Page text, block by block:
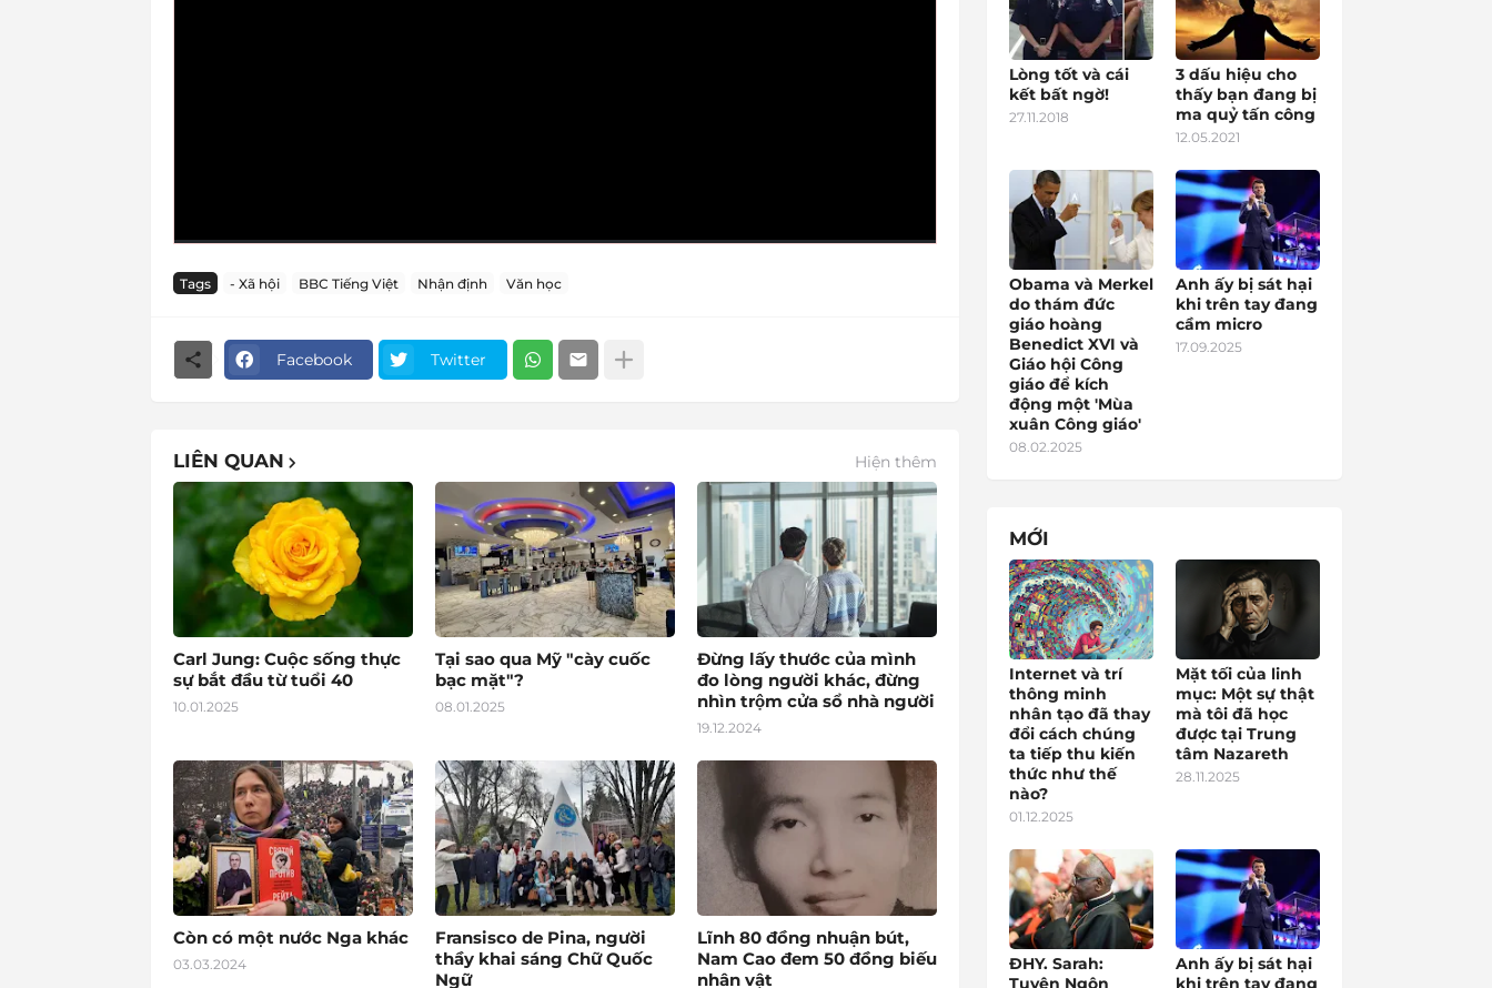
Tags - Xã hội BBC Tiếng Việt Nhận định Văn học
Facebook Twitter
LIÊN QUAN Hiện thêm
Carl Jung: Cuộc sống thực
sự bắt đầu từ tuổi 40
10.01.2025
Tại sao qua Mỹ "cày cuốc
bạc mặt"?
08.01.2025
Đừng lấy thước của mình
đo lòng người khác, đừng
nhìn trộm cửa sổ nhà người
19.12.2024
Còn có một nước Nga khác
03.03.2024
Fransisco de Pina, người
thầy khai sáng Chữ Quốc
Ngữ
Lĩnh 80 đồng nhuận bút,
Nam Cao đem 50 đồng biếu
nhân vật
Lòng tốt và cái
kết bất ngờ!
27.11.2018
3 dấu hiệu cho
thấy bạn đang bị
ma quỷ tấn công
12.05.2021
Obama và Merkel
do thám đức
giáo hoàng
Benedict XVI và
Giáo hội Công
giáo để kích
động một 'Mùa
xuân Công giáo'
08.02.2025
Anh ấy bị sát hại
khi trên tay đang
cầm micro
17.09.2025
MỚI
Internet và trí
thông minh
nhân tạo đã thay
đổi cách chúng
ta tiếp thu kiến
thức như thế
nào?
01.12.2025
Mặt tối của linh
mục: Một sự thật
mà tôi đã học
được tại Trung
tâm Nazareth
28.11.2025
ĐHY. Sarah:
Tuyên Ngôn
Anh ấy bị sát hại
khi trên tay đang